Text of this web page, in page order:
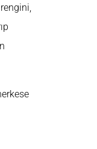
rengini,